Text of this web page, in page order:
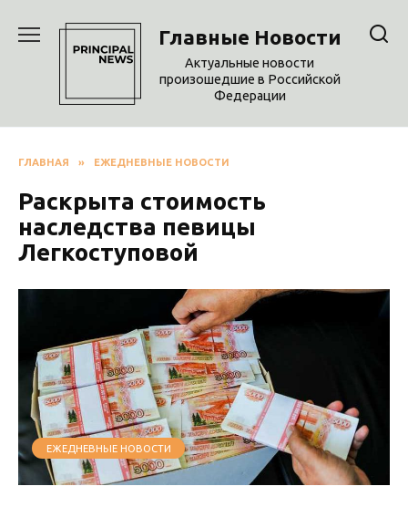
содержанию
Главные Новости
Актуальные новости
произошедшие в Российской
Федерации
ГЛАВНАЯ » ЕЖЕДНЕВНЫЕ НОВОСТИ
Раскрыта стоимость
наследства певицы
Легкоступовой
ЕЖЕДНЕВНЫЕ НОВОСТИ